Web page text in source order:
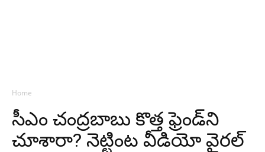
Home
సీఎం చంద్రబాబు కొత్త ఫ్రెండ్‌ని
చూశారా? నెట్టింట వీడియో వైరల్